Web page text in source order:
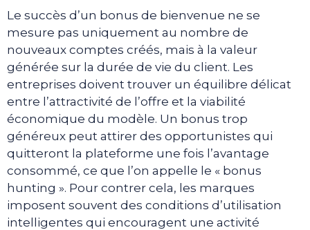
Le succès d’un bonus de bienvenue ne se
mesure pas uniquement au nombre de
nouveaux comptes créés, mais à la valeur
générée sur la durée de vie du client. Les
entreprises doivent trouver un équilibre délicat
entre l’attractivité de l’offre et la viabilité
économique du modèle. Un bonus trop
généreux peut attirer des opportunistes qui
quitteront la plateforme une fois l’avantage
consommé, ce que l’on appelle le « bonus
hunting ». Pour contrer cela, les marques
imposent souvent des conditions d’utilisation
intelligentes qui encouragent une activité